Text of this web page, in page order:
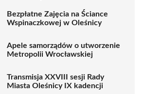
Bezpłatne Zajęcia na Ściance
Wspinaczkowej w Oleśnicy
Apele samorządów o utworzenie
Metropolii Wrocławskiej
Transmisja XXVIII sesji Rady
Miasta Oleśnicy IX kadencji